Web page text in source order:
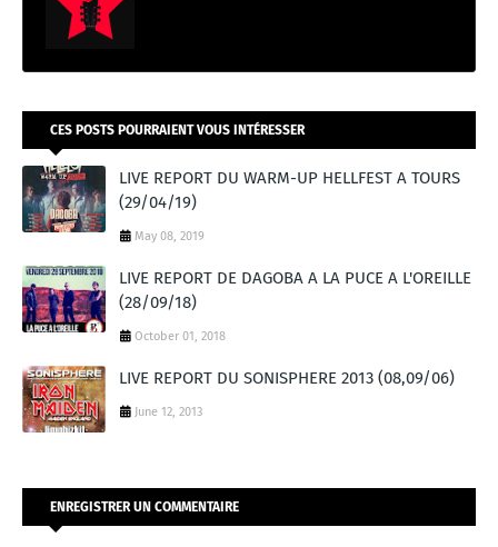
CES POSTS POURRAIENT VOUS INTÉRESSER
LIVE REPORT DU WARM-UP HELLFEST A TOURS
(29/04/19)
May 08, 2019
LIVE REPORT DE DAGOBA A LA PUCE A L'OREILLE
(28/09/18)
October 01, 2018
LIVE REPORT DU SONISPHERE 2013 (08,09/06)
June 12, 2013
ENREGISTRER UN COMMENTAIRE